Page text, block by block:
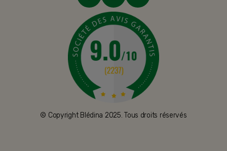
© Copyright Blédina 2025. Tous droits réservés